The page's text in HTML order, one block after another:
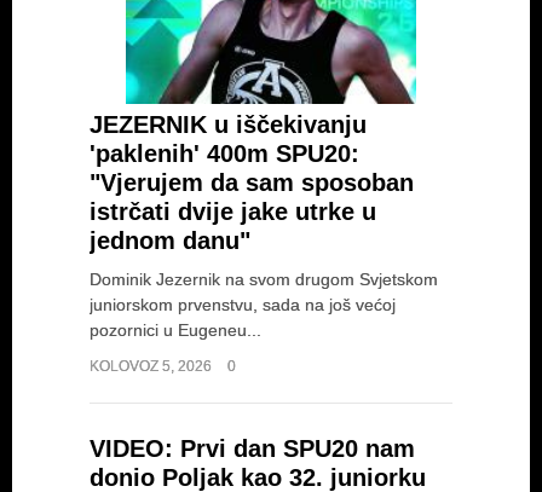
JEZERNIK u iščekivanju
'paklenih' 400m SPU20:
"Vjerujem da sam sposoban
istrčati dvije jake utrke u
jednom danu"
Dominik Jezernik na svom drugom Svjetskom
juniorskom prvenstvu, sada na još većoj
pozornici u Eugeneu...
KOLOVOZ 5, 2026 0
VIDEO: Prvi dan SPU20 nam
donio Poljak kao 32. juniorku